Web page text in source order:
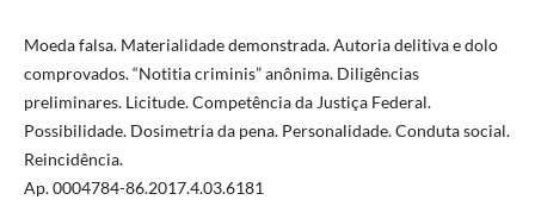
Moeda falsa. Materialidade demonstrada. Autoria delitiva e dolo
comprovados. “Notitia criminis” anônima. Diligências
preliminares. Licitude. Competência da Justiça Federal.
Possibilidade. Dosimetria da pena. Personalidade. Conduta social.
Reincidência.
Ap. 0004784-86.2017.4.03.6181